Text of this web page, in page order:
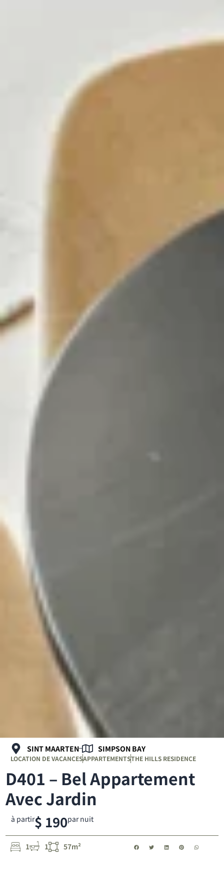
1 1 57m²
à partir$ 190par nuit
D401 – Bel Appartement
Avec Jardin
SINT MAARTEN SIMPSON BAY
LOCATION DE VACANCESAPPARTEMENTSTHE HILLS RESIDENCE